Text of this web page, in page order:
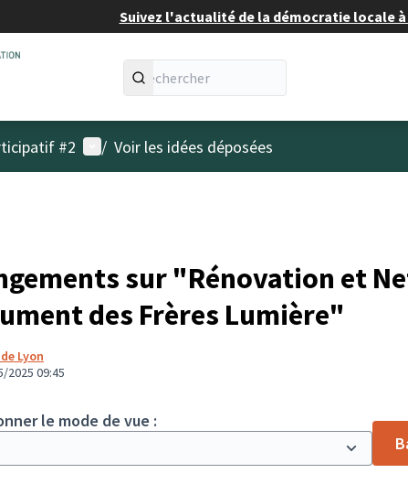
Suivez l'actualité de la démocratie locale à
#2 Menu utilisateur
/ Voir les idées déposées
sur "Rénovation et
des Frères Lumière"
Lyon
2025 09:45
le mode de vue :